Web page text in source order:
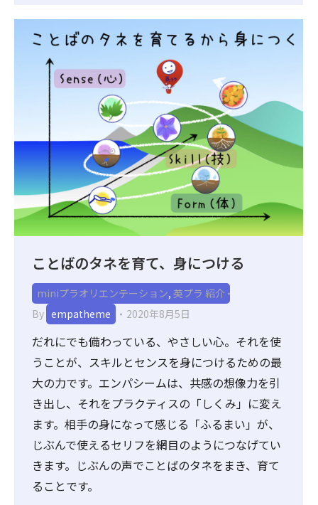
ことばのタネを育て、身につける
miniプラオリエンテーション, 英プラ 紹介
By empatheme 2020年8月5日
だれにでも備わっている、やさしい心。それを使
うことが、スキルとセンスを身につけるための最
大の力です。エンパシームは、共感の想像力を引
き出し、それをプラクティスの「しくみ」に変え
ます。相手の身になって感じる「ふるまい」が、
じぶんで使えるセリフを網目のようにつなげてい
きます。じぶんの声でことばのタネをまき、育て
ることです。